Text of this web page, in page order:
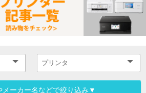
メーカー名などで絞り込み▼